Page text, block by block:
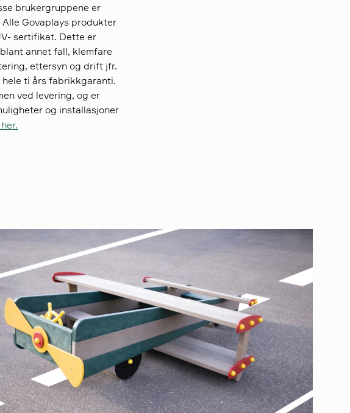
brukergruppene er
Govaplays produkter
sertifikat. Dette er
annet fall, klemfare
ettersyn og drift jfr.
ti års fabrikkgaranti.
ved levering, og er
og installasjoner